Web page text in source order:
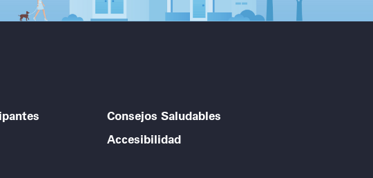
Consejos Saludables
Accesibilidad